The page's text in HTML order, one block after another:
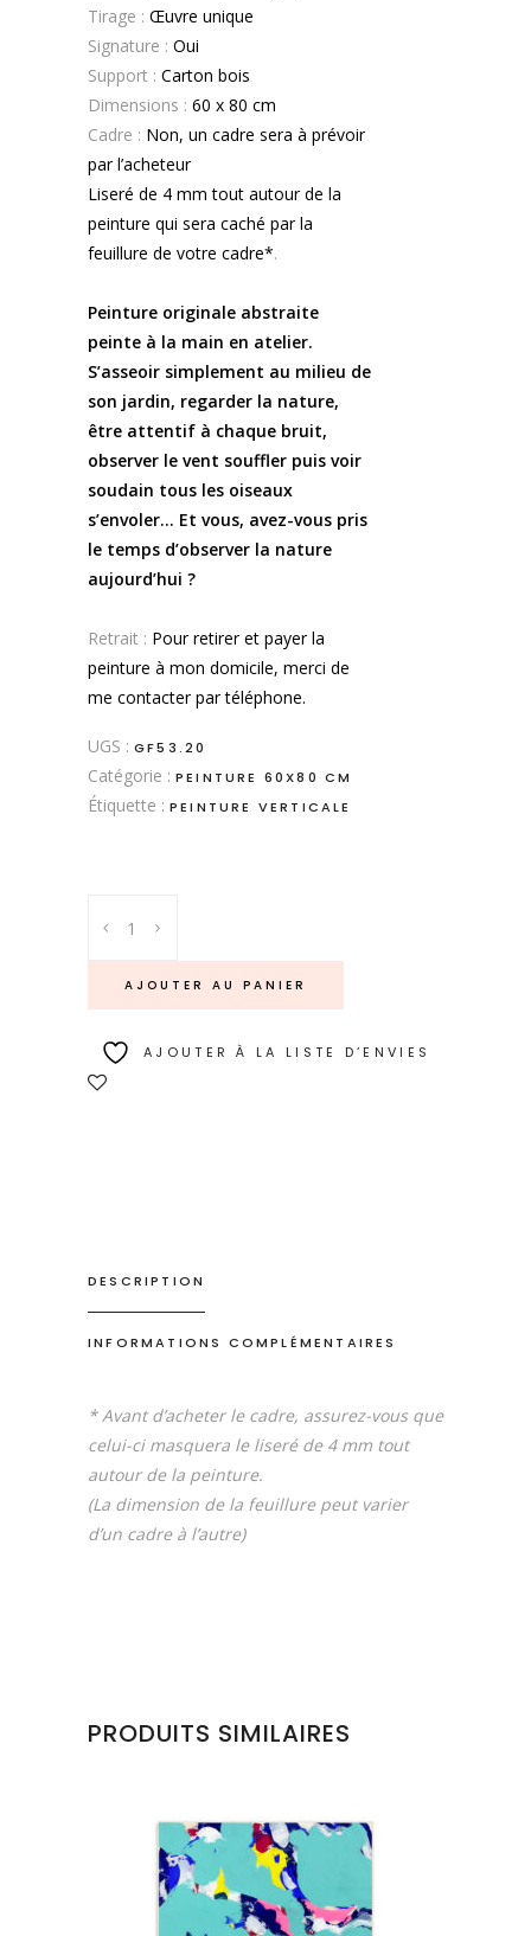
Tirage : Œuvre unique
Signature : Oui
Support : Carton bois
Dimensions : 60 x 80 cm
Cadre : Non, un cadre sera à prévoir
par l’acheteur
Liseré de 4 mm tout autour de la
peinture qui sera caché par la
feuillure de votre cadre*.
Peinture originale abstraite
peinte à la main en atelier.
S’asseoir simplement au milieu de
son jardin, regarder la nature,
être attentif à chaque bruit,
observer le vent souffler puis voir
soudain tous les oiseaux
s’envoler… Et vous, avez-vous pris
le temps d’observer la nature
aujourd’hui ?
Retrait : Pour retirer et payer la
peinture à mon domicile, merci de
me contacter par téléphone.
UGS : GF53.20
Catégorie : PEINTURE 60X80 CM
Étiquette : PEINTURE VERTICALE
quantity
AJOUTER AU PANIER
AJOUTER À LA LISTE D’ENVIES
DESCRIPTION
INFORMATIONS COMPLÉMENTAIRES
* Avant d’acheter le cadre, assurez-vous que
celui-ci masquera le liseré de 4 mm tout
autour de la peinture.
(La dimension de la feuillure peut varier
d’un cadre à l’autre)
PRODUITS SIMILAIRES